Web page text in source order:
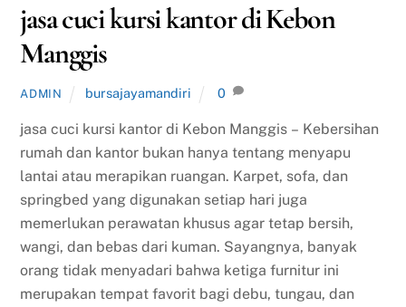
jasa cuci kursi kantor di Kebon
Manggis
ADMIN bursajayamandiri 0
jasa cuci kursi kantor di Kebon Manggis – Kebersihan
rumah dan kantor bukan hanya tentang menyapu
lantai atau merapikan ruangan. Karpet, sofa, dan
springbed yang digunakan setiap hari juga
memerlukan perawatan khusus agar tetap bersih,
wangi, dan bebas dari kuman. Sayangnya, banyak
orang tidak menyadari bahwa ketiga furnitur ini
merupakan tempat favorit bagi debu, tungau, dan